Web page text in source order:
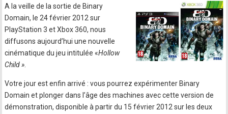
A la veille de la sortie de Binary
Domain, le 24 février 2012 sur
PlayStation 3 et Xbox 360, nous
diffusons aujourd’hui une nouvelle
cinématique du jeu intitulée «Hollow
Child »
Votre jour est enfin arrivé : vous pourrez expérimenter Binary
Domain et plonger dans l’âge des machines avec cette version de
démonstration, disponible à partir du 15 février 2012 sur les deux